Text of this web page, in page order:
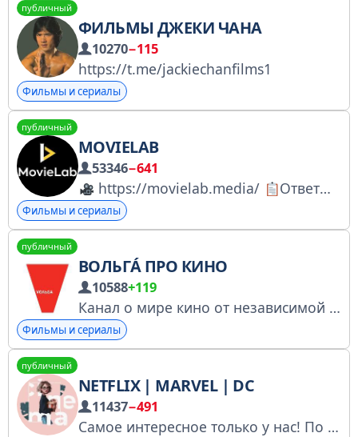
публичный
ФИЛЬМЫ ДЖЕКИ ЧАНА
10270−115
https://t.me/jackiechanfilms1
Фильмы и сериалы
публичный
MOVIELAB
53346−641
https://movielab.media/ Ответы на все вопросы https://t.me/Movie_Lab/2522
Фильмы и сериалы
публичный
ВОЛЬГÁ ПРО КИНО
10588+119
Канал о мире кино от независимой кинопрокатной компании Вольга. Показываем кино и делаем его культовым. Номер заявления для регистрации в Перечне РКН: № 6087990448
Фильмы и сериалы
публичный
NETFLIX | MARVEL | DC
11437−491
Самое интересное только у нас! По вопросам рекламы пишите сюда @Anna_VoLkowa Регистрация в РКН: https://www.gosuslugi.ru/snet/67a1c65e8b0fe81d7402c10f